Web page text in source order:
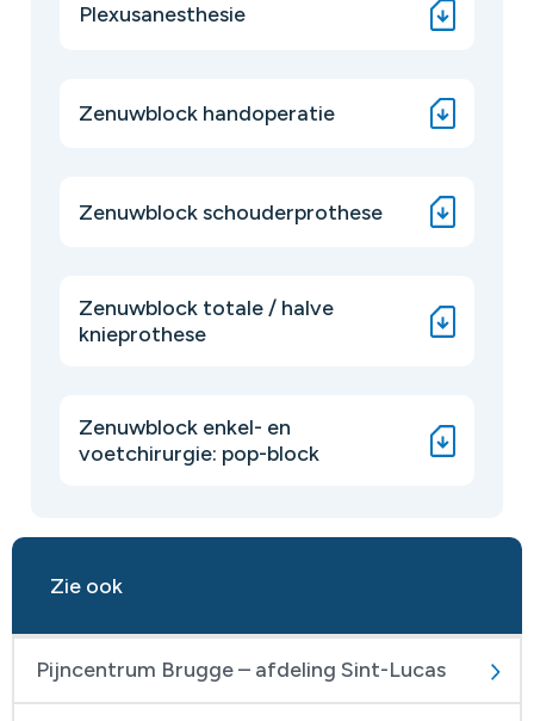
Plexusanesthesie
Zenuwblock handoperatie
Zenuwblock schouderprothese
Zenuwblock totale / halve
knieprothese
Zenuwblock enkel- en
voetchirurgie: pop-block
Zie ook
Pijncentrum Brugge – afdeling Sint-Lucas